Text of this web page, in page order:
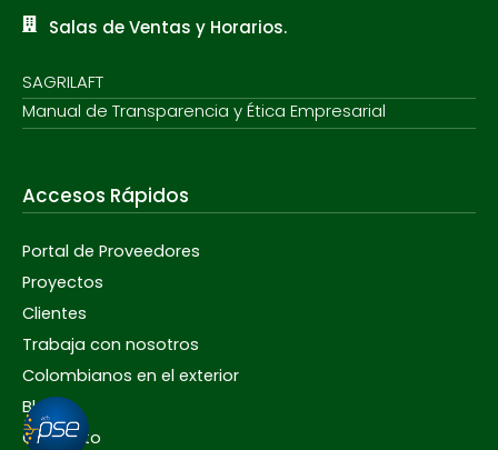
Salas de Ventas y Horarios.
SAGRILAFT
Manual de Transparencia y Ética Empresarial
Accesos Rápidos
Portal de Proveedores
Proyectos
Clientes
Trabaja con nosotros
Colombianos en el exterior
Blog
Contacto